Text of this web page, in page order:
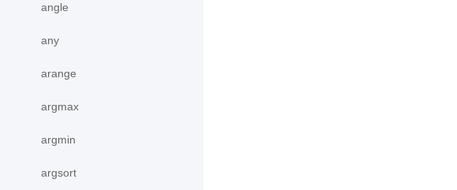
angle
any
arange
argmax
argmin
argsort